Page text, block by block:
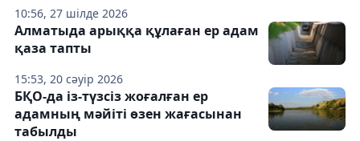
10:56, 27 шілде 2026
15:53, 20 сәуір 2026
Алматыда арыққа құлаған ер адам
қаза тапты
БҚО-да із-түзсіз жоғалған ер
адамның мәйіті өзен жағасынан
табылды